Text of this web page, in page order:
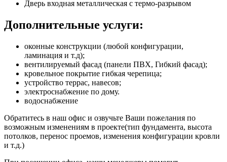
Дверь входная металлическая с термо-разрывом
Дополнительные услуги:
оконные конструкции (любой конфигурации,
ламинация и т.д);
вентилируемый фасад (панели ПВХ, Гибкий фасад);
кровельное покрытие гибкая черепица;
устройство террас, навесов;
электроснабжение по дому.
водоснабжение
Обратитесь в наш офис и озвучьте Ваши пожелания по
возможным изменениям в проекте(тип фундамента, высота
потолков, перенос проемов, изменения конфигурации кровли
и т.д.)